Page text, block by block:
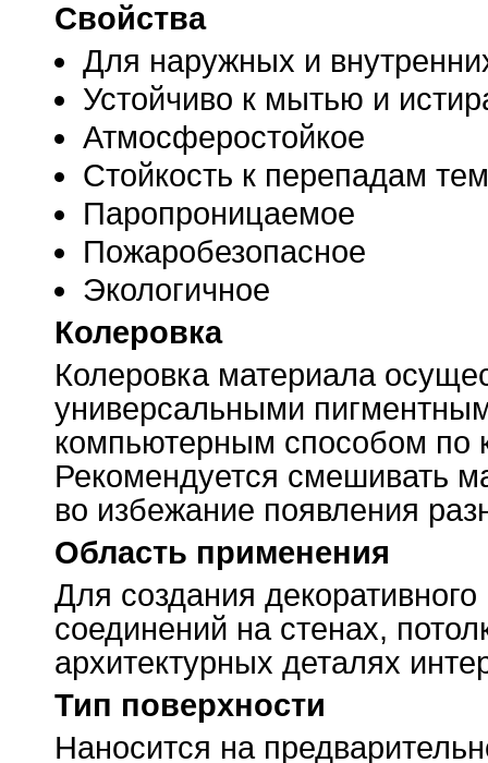
Свойства
Для наружных и
Устойчиво к мытью и
Атмосферостойкое
Стойкость к перепадам
Паропроницаемое
Пожаробезопасное
Экологичное
Колеровка
Колеровка материала
универсальными
компьютерным способом по
Рекомендуется смешивать
во избежание появления
Область применения
Для создания
соединений на стенах,
архитектурных деталях
Тип поверхности
Наносится на